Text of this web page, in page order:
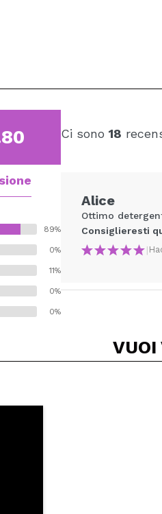
89%
0%
11%
0%
0%
Ci sono 18
Alice
Ottimo
Consiglieresti
|
VUOI